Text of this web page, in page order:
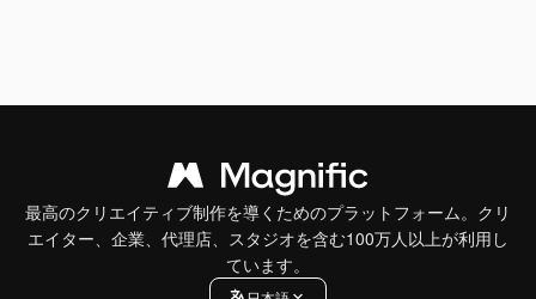
最高のクリエイティブ制作を導くためのプラットフォーム。クリ
エイター、企業、代理店、スタジオを含む100万人以上が利用し
ています。